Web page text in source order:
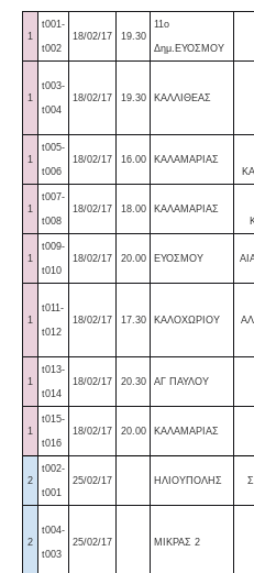
1
t001-
t002
18/02/17 19.30
11ο
Δημ.ΕΥΟΣΜΟΥ
1
t003-
t004
18/02/17 19.30 ΚΑΛΛΙΘΕΑΣ
1
t005-
t006
18/02/17 16.00 ΚΑΛΑΜΑΡΙΑΣ
1
t007-
t008
18/02/17 18.00 ΚΑΛΑΜΑΡΙΑΣ
1
t009-
t010
18/02/17 20.00 ΕΥΟΣΜΟΥ
1
t011-
t012
18/02/17 17.30 ΚΑΛΟΧΩΡΙΟΥ
1
t013-
t014
18/02/17 20.30 ΑΓ ΠΑΥΛΟΥ
1
t015-
t016
18/02/17 20.00 ΚΑΛΑΜΑΡΙΑΣ
2
t002-
t001
25/02/17 ΗΛΙΟΥΠΟΛΗΣ
2
t004-
t003
25/02/17 ΜΙΚΡΑΣ 2